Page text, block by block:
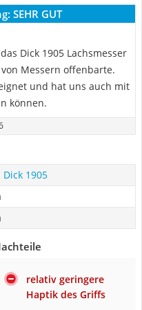
SEHR GUT
Dick 1905 Lachsmesser
Messern offenbarte.
und hat uns auch mit
können.
Dick 1905
relativ geringere
Haptik des Griffs